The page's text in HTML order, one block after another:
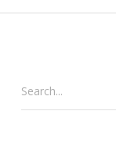
Search...